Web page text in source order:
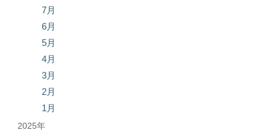
7月
6月
5月
4月
3月
2月
1月
2025年